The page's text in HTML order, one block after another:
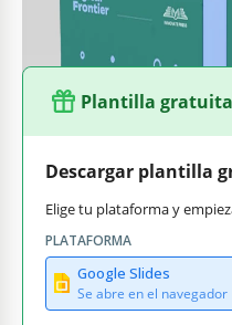
Plantilla gratuita
Descargar plantilla
Elige tu plataforma y
PLATAFORMA
Google Slides
Se abre en el navegador